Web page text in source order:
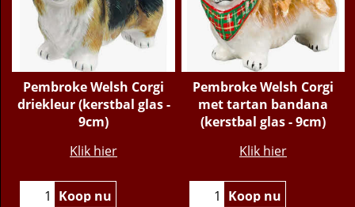
Pembroke Welsh Corgi
driekleur (kerstbal glas -
9cm)
Klik hier
Pembroke Welsh Corgi
met tartan bandana
(kerstbal glas - 9cm)
Klik hier